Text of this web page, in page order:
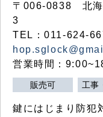
〒006-0838 北海
3
TEL：011-624-
営業時間：
販売可 工事
鍵にはじまり防犯